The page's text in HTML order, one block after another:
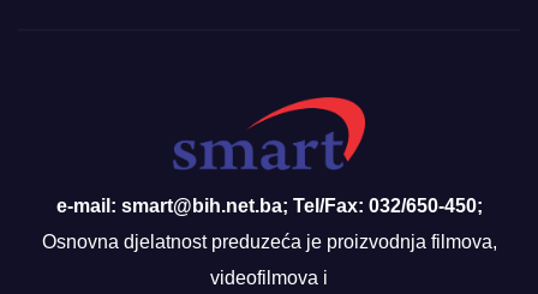
e-mail: smart@bih.net.ba; Tel/Fax: 032/650-450;
Osnovna djelatnost preduzeća je proizvodnja filmova,
videofilmova i